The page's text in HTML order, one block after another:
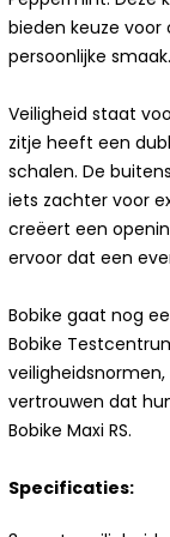
bieden keuze
persoonlijke
Veiligheid staat
zitje heeft een
schalen. De
iets zachter voor
creëert een
ervoor dat een
Bobike gaat nog
Bobike
vertrouwen dat
Bobike Maxi RS.
Specificaties: